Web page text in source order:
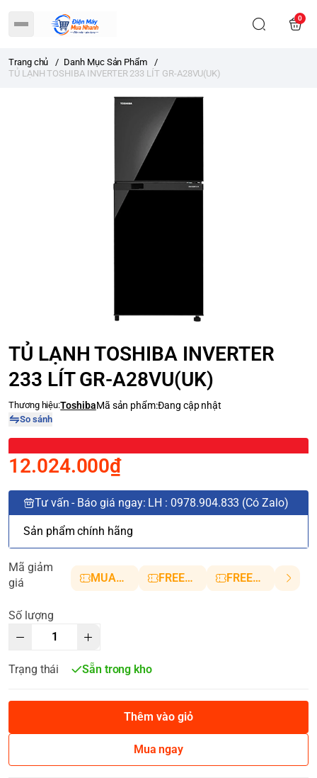
0
Trang chủ / Danh Mục Sản Phẩm
/
TỦ LẠNH TOSHIBA INVERTER 233 LÍT GR-A28VU(UK)
TỦ LẠNH TOSHIBA INVERTER
233 LÍT GR-A28VU(UK)
Thương hiệu:ToshibaMã sản phẩm:Đang cập nhật
So sánh
12.024.000₫
Tư vấn - Báo giá ngay: LH : 0978.904.833 (Có Zalo)
Sản phẩm chính hãng
Mã giảm
giá
MUANHANH01 FREESHIP5 FREESHIP10
Số lượng
Trạng thái Sẵn trong kho
Thêm vào giỏ
Mua ngay